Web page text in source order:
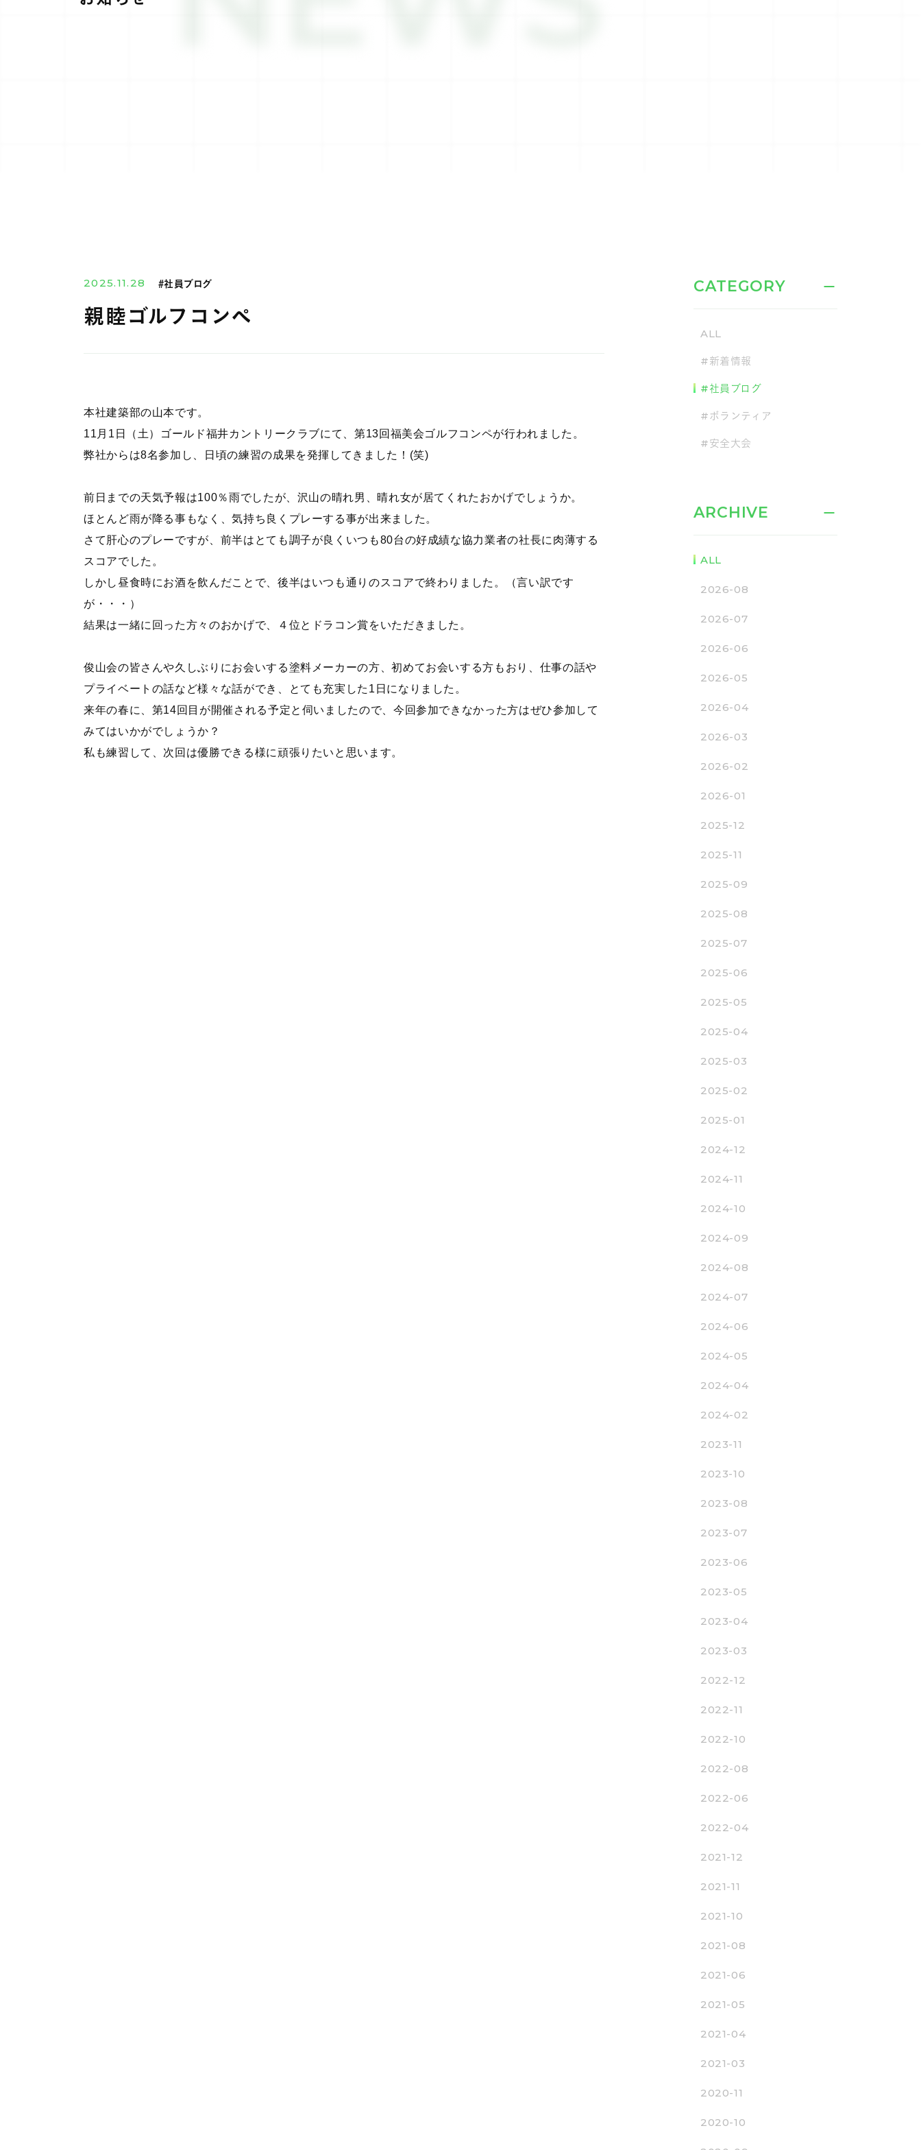
2025.11.28 #社員ブログ
親睦ゴルフコンペ
本社建築部の山本です。
11月1日（土）ゴールド福井カントリークラブにて、第13回福美会ゴルフコンペが行われました。
弊社からは8名参加し、日頃の練習の成果を発揮してきました！(笑)
前日までの天気予報は100％雨でしたが、沢山の晴れ男、晴れ女が居てくれたおかげでしょうか。
ほとんど雨が降る事もなく、気持ち良くプレーする事が出来ました。
さて肝心のプレーですが、前半はとても調子が良くいつも80台の好成績な協力業者の社長に肉薄する
スコアでした。
しかし昼食時にお酒を飲んだことで、後半はいつも通りのスコアで終わりました。（言い訳です
が・・・）
結果は一緒に回った方々のおかげで、４位とドラコン賞をいただきました。
俊山会の皆さんや久しぶりにお会いする塗料メーカーの方、初めてお会いする方もおり、仕事の話や
プライベートの話など様々な話ができ、とても充実した1日になりました。
来年の春に、第14回目が開催される予定と伺いましたので、今回参加できなかった方はぜひ参加して
みてはいかがでしょうか？
私も練習して、次回は優勝できる様に頑張りたいと思います。
CATEGORY
ALL
#新着情報
#社員ブログ
#ボランティア
#安全大会
ARCHIVE
ALL
2026-08
2026-07
2026-06
2026-05
2026-04
2026-03
2026-02
2026-01
2025-12
2025-11
2025-09
2025-08
2025-07
2025-06
2025-05
2025-04
2025-03
2025-02
2025-01
2024-12
2024-11
2024-10
2024-09
2024-08
2024-07
2024-06
2024-05
2024-04
2024-02
2023-11
2023-10
2023-08
2023-07
2023-06
2023-05
2023-04
2023-03
2022-12
2022-11
2022-10
2022-08
2022-06
2022-04
2021-12
2021-11
2021-10
2021-08
2021-06
2021-05
2021-04
2021-03
2020-11
2020-10